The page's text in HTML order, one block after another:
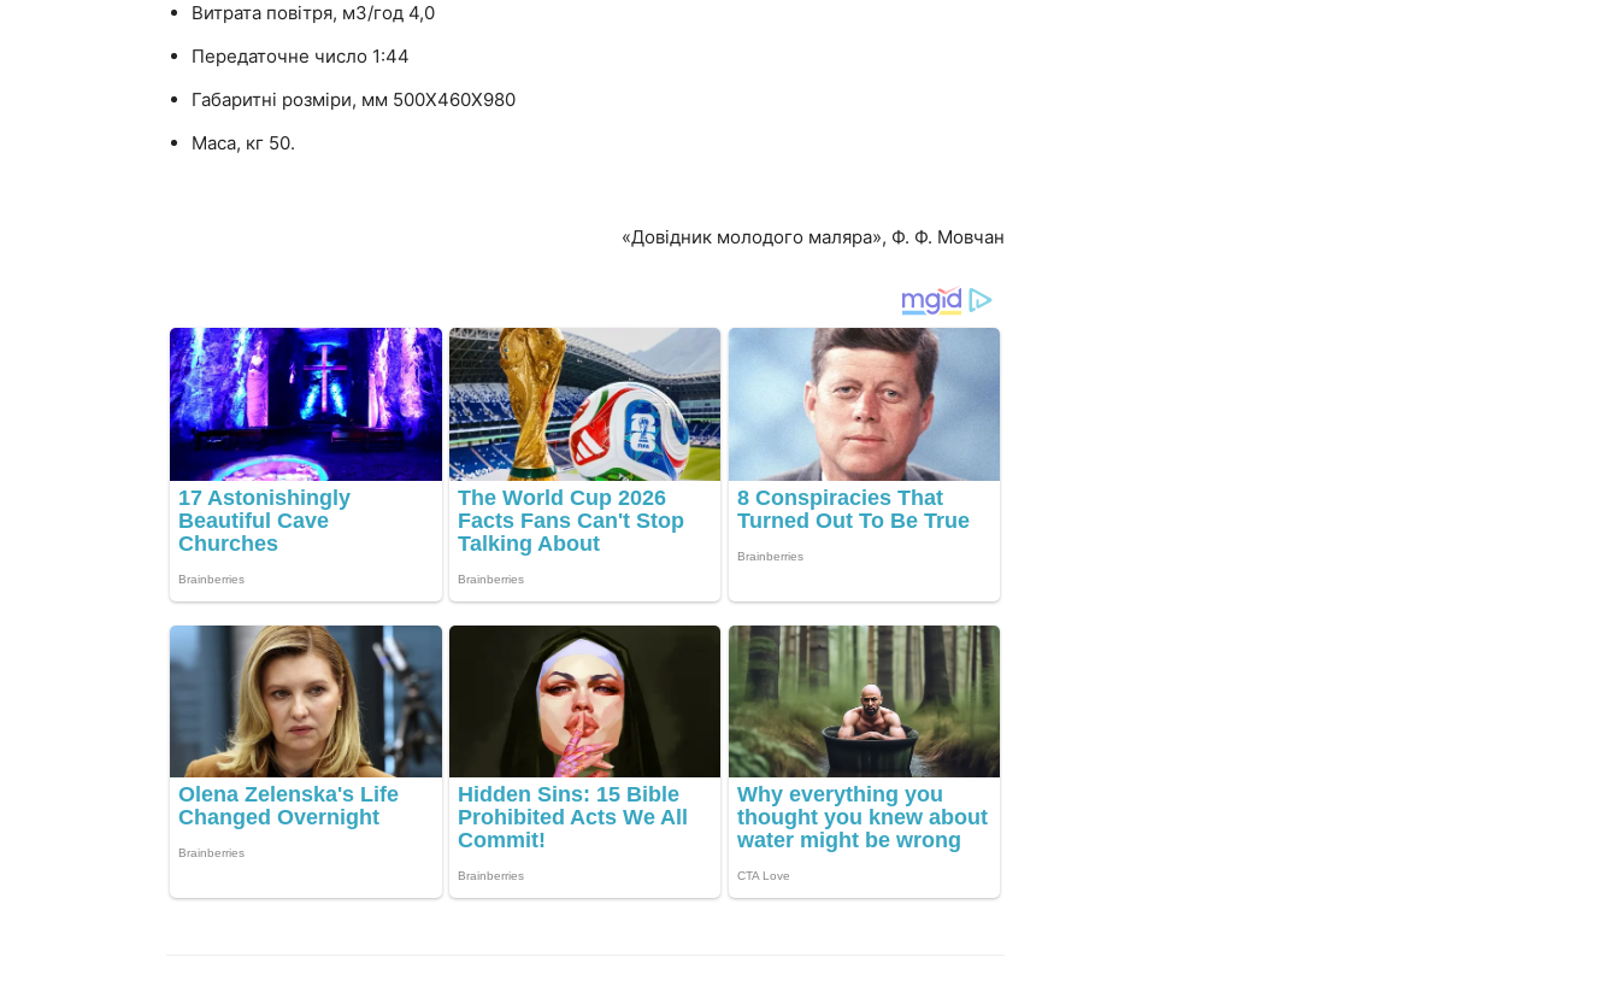
Витрата повітря, м3/год 4,0
Передаточне число 1:44
Габаритні розміри, мм 500X460X980
Маса, кг 50.
«Довідник молодого маляра», Ф. Ф. Мовчан